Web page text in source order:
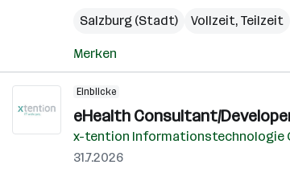
Salzburg (Stadt)
Vollzeit, Teilzeit
Merken
Einblicke
eHealth Consultant/
x-tention Informationstechnologie
31.7.2026